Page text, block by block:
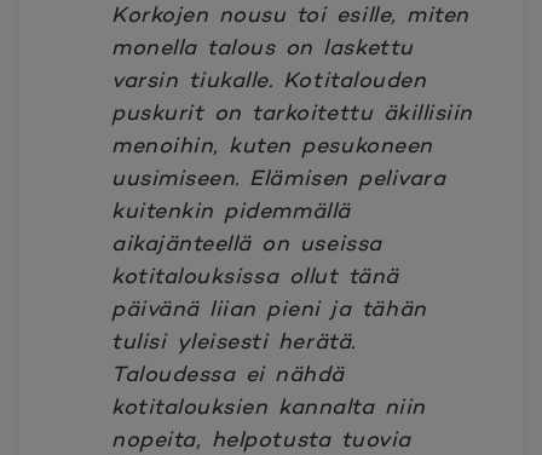
Korkojen nousu toi esille, miten
monella talous on laskettu
varsin tiukalle. Kotitalouden
puskurit on tarkoitettu äkillisiin
menoihin, kuten pesukoneen
uusimiseen. Elämisen pelivara
kuitenkin pidemmällä
aikajänteellä on useissa
kotitalouksissa ollut tänä
päivänä liian pieni ja tähän
tulisi yleisesti herätä.
Taloudessa ei nähdä
kotitalouksien kannalta niin
nopeita, helpotusta tuovia